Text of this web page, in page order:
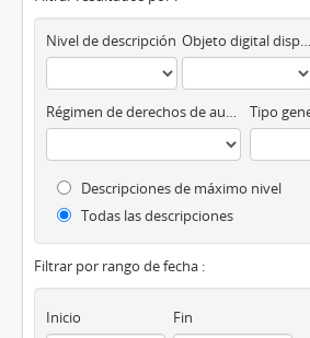
Nivel de descripción Objeto digital disponibles
Régimen de derechos de autor Tipo
Descripciones de máximo nivel
Todas las descripciones
Filtrar por rango de fecha :
Inicio Fin